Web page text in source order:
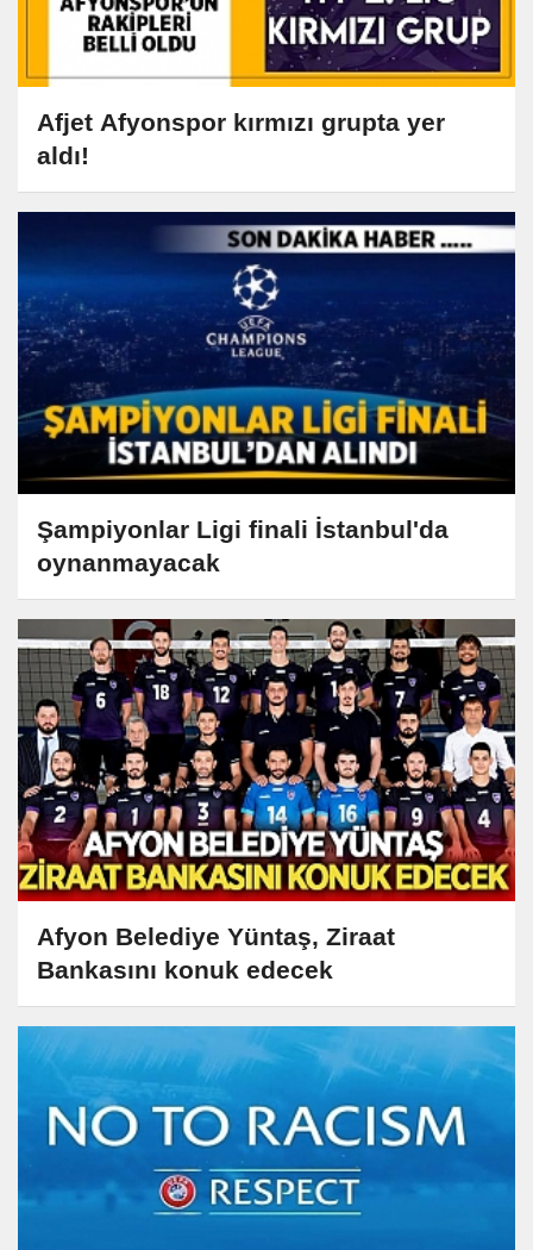
Afjet Afyonspor kırmızı grupta yer
aldı!
Şampiyonlar Ligi finali İstanbul'da
oynanmayacak
Afyon Belediye Yüntaş, Ziraat
Bankasını konuk edecek